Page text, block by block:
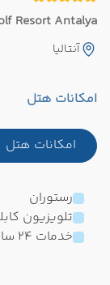
Resort Antalya
آنتالیا
امکانات هتل
امکانات هتل
رستوران
تلویزیون
خدمات 24 ساعته در اتاق